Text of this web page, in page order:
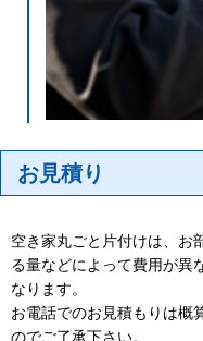
お見積り
空き家丸ごと片付けは、お
る量などによって費用が異
なります。
お電話でのお見積もりは概
のでご了承下さい。